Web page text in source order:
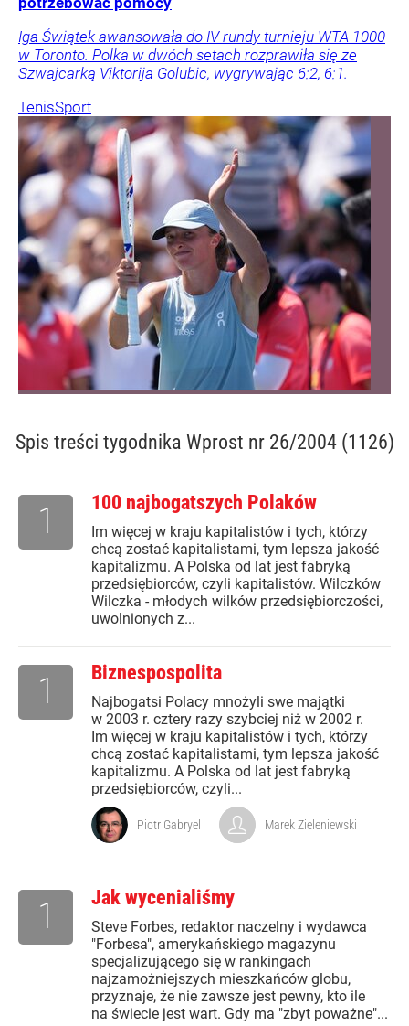
Iga Świątek awansowała do IV rundy turnieju WTA 1000
w Toronto. Polka w dwóch setach rozprawiła się ze
Szwajcarką Viktorija Golubic, wygrywając 6:2, 6:1.
TenisSport
Spis treści tygodnika Wprost nr 26/2004 (1126)
100 najbogatszych Polaków
Im więcej w kraju kapitalistów i tych, którzy
chcą zostać kapitalistami, tym lepsza jakość
kapitalizmu. A Polska od lat jest fabryką
przedsiębiorców, czyli kapitalistów. Wilczków
Wilczka - młodych wilków przedsiębiorczości,
uwolnionych z...
1
Biznespospolita
Najbogatsi Polacy mnożyli swe majątki
w 2003 r. cztery razy szybciej niż w 2002 r.
Im więcej w kraju kapitalistów i tych, którzy
chcą zostać kapitalistami, tym lepsza jakość
kapitalizmu. A Polska od lat jest fabryką
przedsiębiorców, czyli...
1
Piotr Gabryel Marek Zieleniewski
Jak wycenialiśmy
Steve Forbes, redaktor naczelny i wydawca
"Forbesa", amerykańskiego magazynu
specjalizującego się w rankingach
najzamożniejszych mieszkańców globu,
przyznaje, że nie zawsze jest pewny, kto ile
na świecie jest wart. Gdy ma "zbyt poważne"...
1